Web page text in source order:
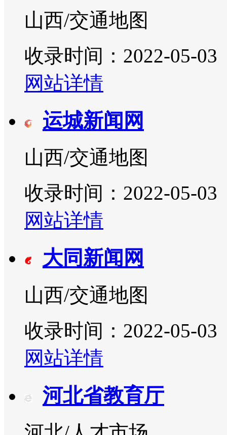
山西/交通地图
收录时间：2022-05-03
网站详情
运城新闻网
山西/交通地图
收录时间：2022-05-03
网站详情
大同新闻网
山西/交通地图
收录时间：2022-05-03
网站详情
河北省教育厅